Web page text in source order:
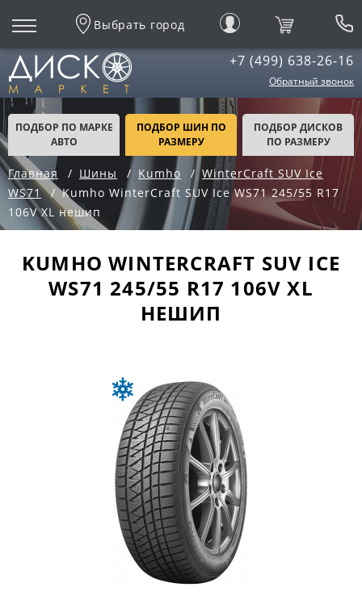
Выбрать город
+7 (499) 638-26-16
Обратный звонок
ПОДБОР ПО МАРКЕ
АВТО
ПОДБОР ШИН ПО
РАЗМЕРУ
ПОДБОР ДИСКОВ
ПО РАЗМЕРУ
Главная Шины Kumho
WinterCraft SUV Ice
WS71
Kumho WinterCraft SUV Ice WS71 245/55 R17
106V XL нешип
KUMHO WINTERCRAFT SUV ICE
WS71 245/55 R17 106V XL
НЕШИП